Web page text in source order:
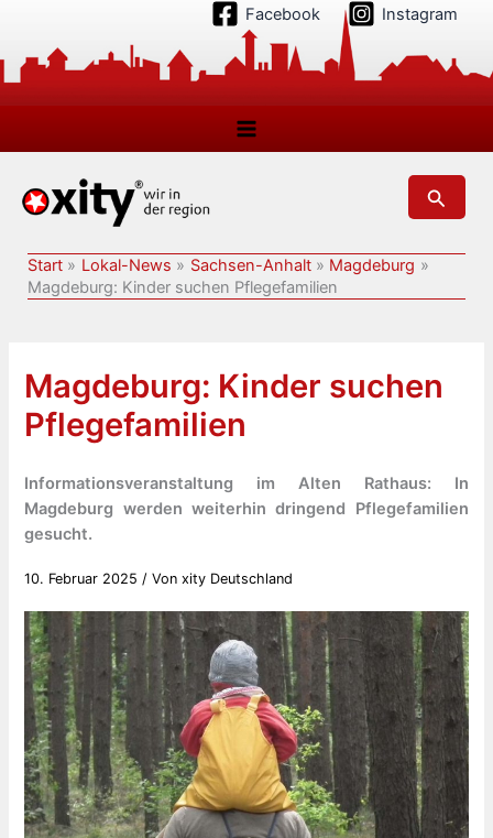
springen
Facebook Instagram
Suchen
Start Lokal-News Sachsen-Anhalt
Magdeburg
Magdeburg: Kinder suchen Pflegefamilien
Magdeburg: Kinder suchen
Pflegefamilien
Informationsveranstaltung im Alten Rathaus: In
Magdeburg werden weiterhin dringend Pflegefamilien
gesucht.
10. Februar 2025 / Vonxity Deutschland